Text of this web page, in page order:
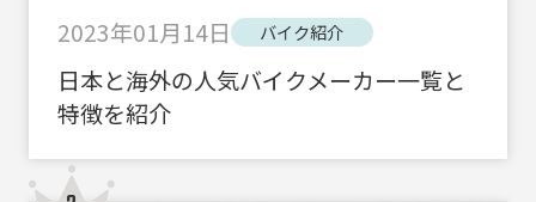
2023年01月14日 バイク紹介
日本と海外の人気バイクメーカー一覧と
特徴を紹介